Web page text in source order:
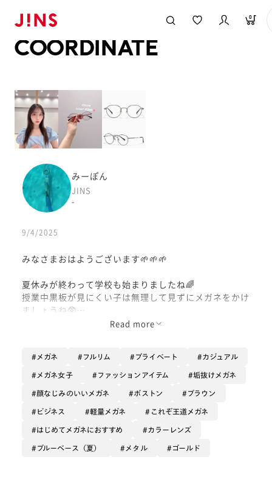
0
COORDINATE
みーぽん
JINS
-
9/4/2025
みなさまおはようございます🌱🌱🌱
夏休みが終わって学校も始まりましたね🌈
授業中黒板が見にくい子は無理して見ずにメガネをかけ
ましょうね🥸
さて、本日ご紹介するメガネは…
JINS TODAYシリーズから「modern rim metal」です
webでも大変人気のあるフレームとなっております👏🏻
Read more
メガネ フルリム プライベート カジュアル
メガネ女子 ファッションアイテム 垢抜けメガネ
顔なじみのいいメガネ ボストン ブラウン
ビジネス 軽量メガネ これぞ王道メガネ
はじめてメガネにおすすめ カラーレンズ
ブルーベース（夏） メタル ゴールド